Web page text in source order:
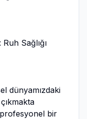
Sağlığı
dünyamızdaki
bir